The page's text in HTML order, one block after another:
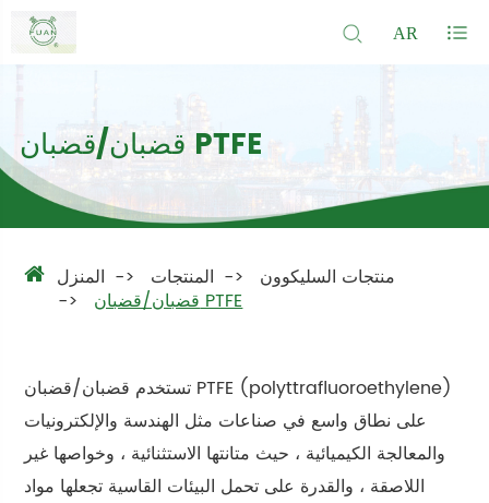
AR
قضبان/قضبان PTFE
المنزل المنتجات
منتجات السليكوون
قضبان/قضبان PTFE
تستخدم قضبان/قضبان PTFE (polyttrafluoroethylene)
على نطاق واسع في صناعات مثل الهندسة والإلكترونيات
والمعالجة الكيميائية ، حيث متانتها الاستثنائية ، وخواصها غير
اللاصقة ، والقدرة على تحمل البيئات القاسية تجعلها مواد